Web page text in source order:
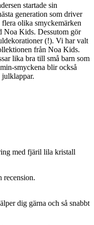
startade sin
generation som driver
flera olika smyckemärken
Noa Kids. Dessutom gör
(!). Vi har valt
från Noa Kids.
lika bra till små barn som
smyckena blir också
julklappar.
med fjäril lila kristall
recension.
dig gärna och så snabbt